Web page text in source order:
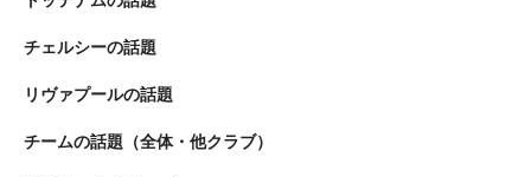
チェルシーの話題
リヴァプールの話題
チームの話題（全体・他クラブ）